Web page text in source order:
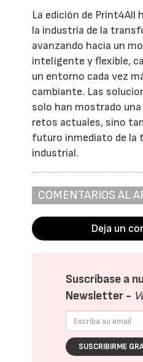
La edición de Print4All
la industria de la
avanzando hacia un
inteligente y flexible,
un entorno cada vez
cambiante. Las
solo han mostrado
retos actuales, sino
futuro inmediato de la
industrial.
COMENTARIOS AL
Deja un
Suscríbase a
Newsletter -
SUSCRIBIRME